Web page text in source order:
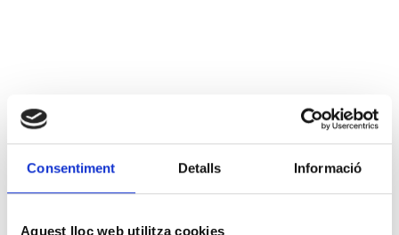
Consentiment Detalls Informació
Aquest lloc web utilitza cookies